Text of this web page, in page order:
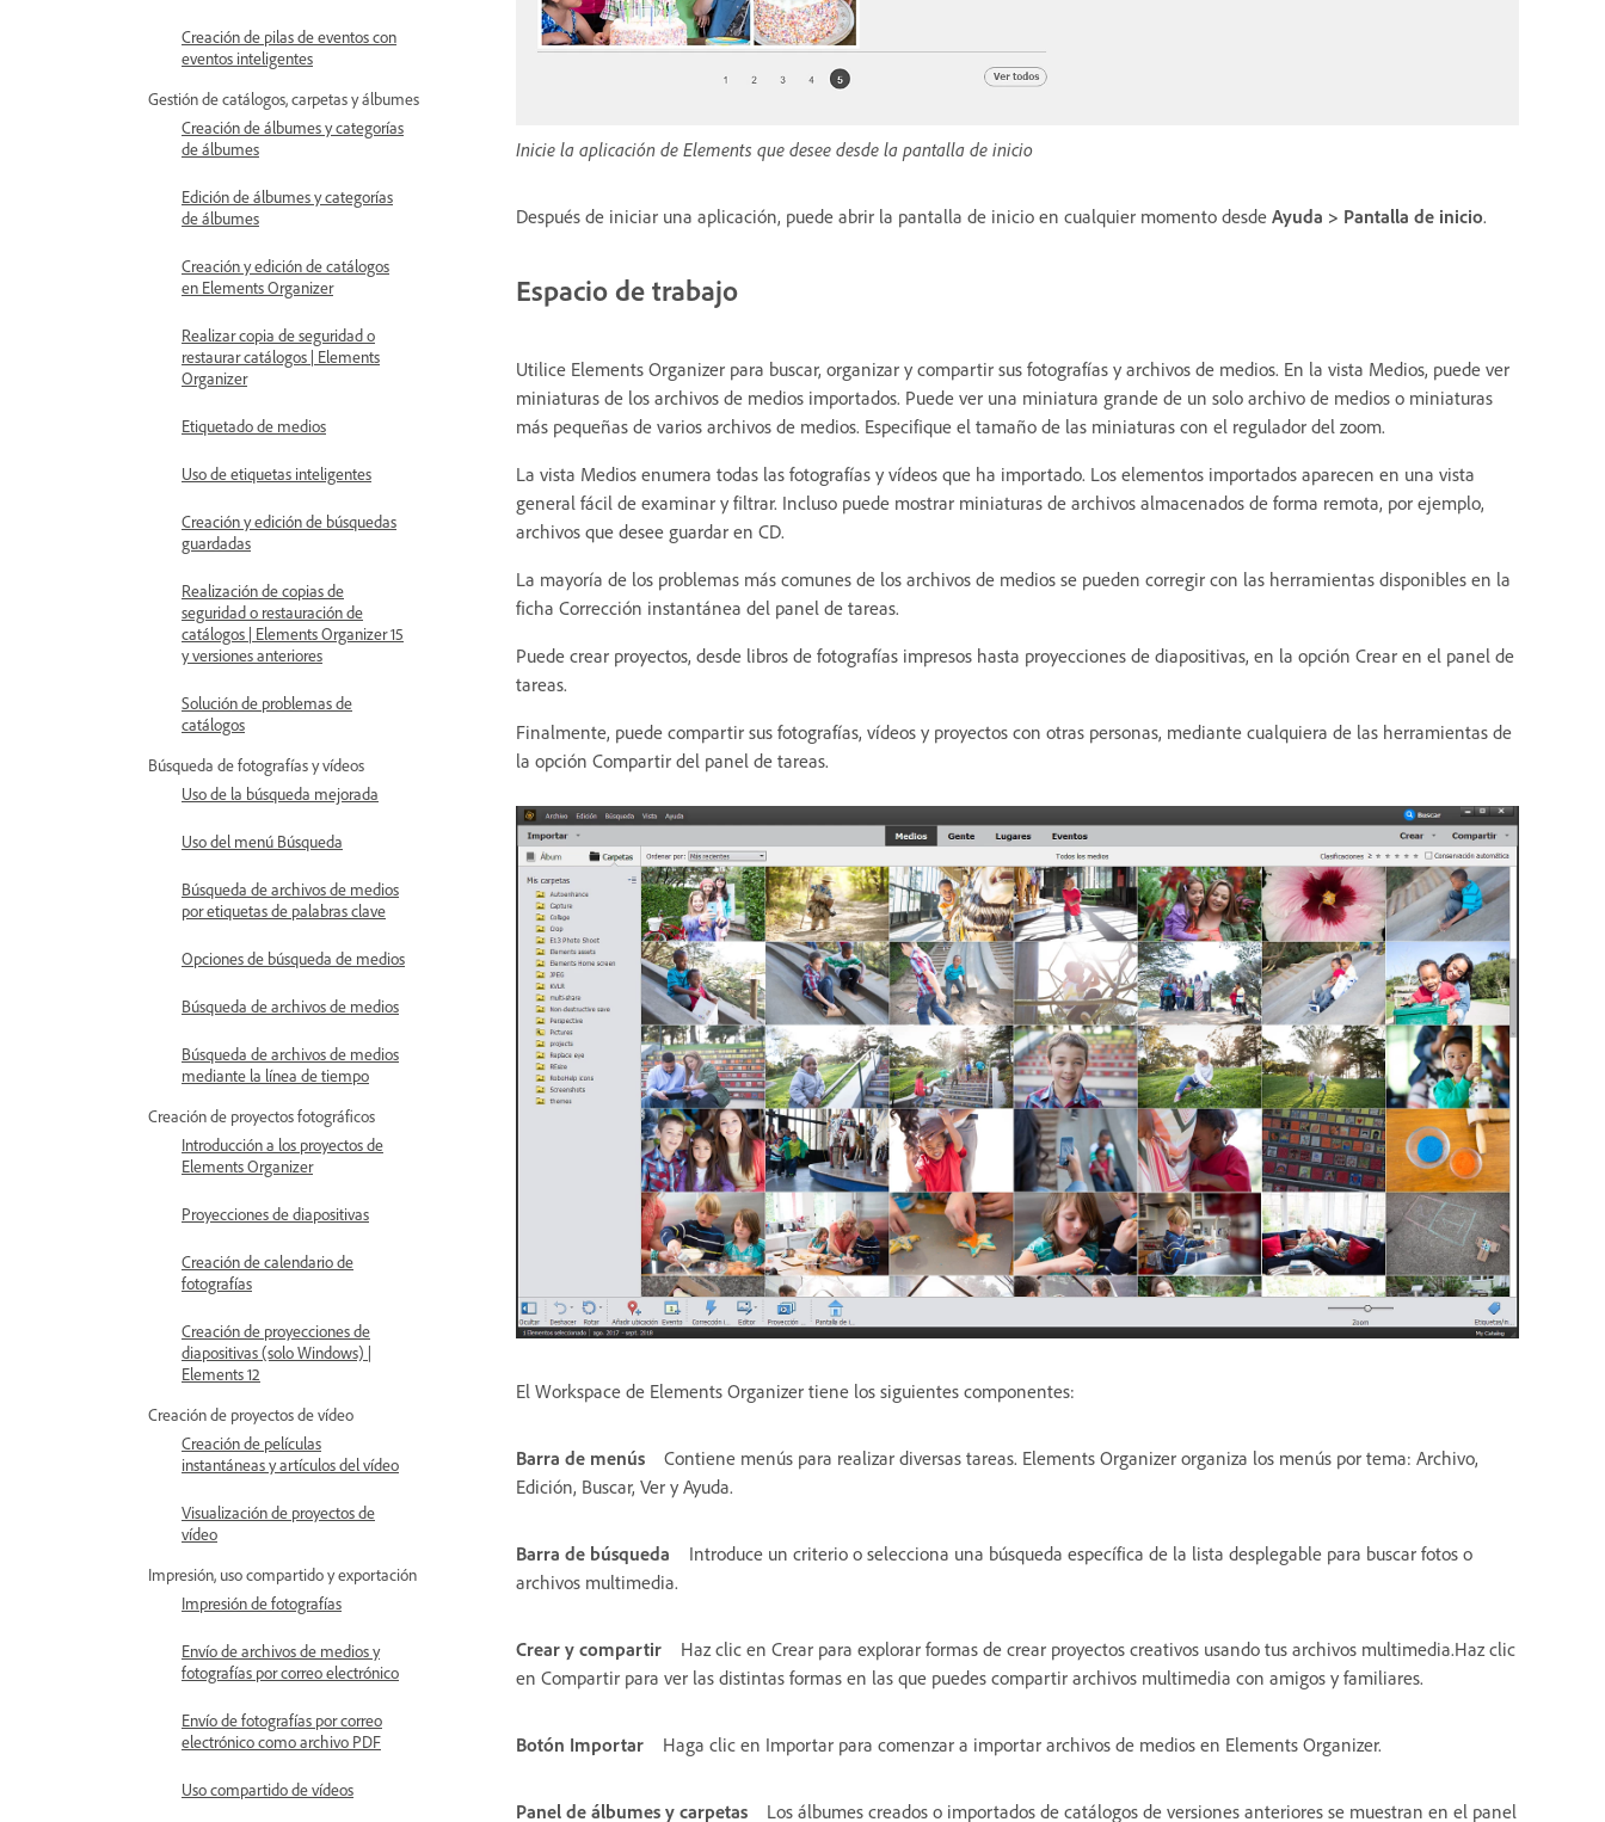
Creación de pilas de eventos con
eventos inteligentes
Gestión de catálogos, carpetas y álbumes
Creación de álbumes y categorías
de álbumes
Edición de álbumes y categorías
de álbumes
Creación y edición de catálogos
en Elements Organizer
Realizar copia de seguridad o
restaurar catálogos | Elements
Organizer
Etiquetado de medios
Uso de etiquetas inteligentes
Creación y edición de búsquedas
guardadas
Realización de copias de
seguridad o restauración de
catálogos | Elements Organizer 15
y versiones anteriores
Solución de problemas de
catálogos
Búsqueda de fotografías y vídeos
Uso de la búsqueda mejorada
Uso del menú Búsqueda
Búsqueda de archivos de medios
por etiquetas de palabras clave
Opciones de búsqueda de medios
Búsqueda de archivos de medios
Búsqueda de archivos de medios
mediante la línea de tiempo
Creación de proyectos fotográficos
Introducción a los proyectos de
Elements Organizer
Proyecciones de diapositivas
Creación de calendario de
fotografías
Creación de proyecciones de
diapositivas (solo Windows) |
Elements 12
Creación de proyectos de vídeo
Creación de películas
instantáneas y artículos del vídeo
Visualización de proyectos de
vídeo
Impresión, uso compartido y exportación
Impresión de fotografías
Envío de archivos de medios y
fotografías por correo electrónico
Envío de fotografías por correo
electrónico como archivo PDF
Uso compartido de vídeos
Inicie la aplicación de Elements que desee desde la pantalla de inicio
Después de iniciar una aplicación, puede abrir la pantalla de inicio en cualquier momento desde Ayuda > Pantalla de inicio.
Espacio de trabajo
Utilice Elements Organizer para buscar, organizar y compartir sus fotografías y archivos de medios. En la vista Medios, puede ver
miniaturas de los archivos de medios importados. Puede ver una miniatura grande de un solo archivo de medios o miniaturas
más pequeñas de varios archivos de medios. Especifique el tamaño de las miniaturas con el regulador del zoom.
La vista Medios enumera todas las fotografías y vídeos que ha importado. Los elementos importados aparecen en una vista
general fácil de examinar y filtrar. Incluso puede mostrar miniaturas de archivos almacenados de forma remota, por ejemplo,
archivos que desee guardar en CD.
La mayoría de los problemas más comunes de los archivos de medios se pueden corregir con las herramientas disponibles en la
ficha Corrección instantánea del panel de tareas.
Puede crear proyectos, desde libros de fotografías impresos hasta proyecciones de diapositivas, en la opción Crear en el panel de
tareas.
Finalmente, puede compartir sus fotografías, vídeos y proyectos con otras personas, mediante cualquiera de las herramientas de
la opción Compartir del panel de tareas.
El Workspace de Elements Organizer tiene los siguientes componentes:
Barra de menús
Contiene menús para realizar diversas tareas. Elements Organizer organiza los menús por tema: Archivo,
Edición, Buscar, Ver y Ayuda.
Barra de búsqueda
Introduce un criterio o selecciona una búsqueda específica de la lista desplegable para buscar fotos o
archivos multimedia.
Crear y compartir
Haz clic en Crear para explorar formas de crear proyectos creativos usando tus archivos multimedia.Haz clic
en Compartir para ver las distintas formas en las que puedes compartir archivos multimedia con amigos y familiares.
Botón Importar Haga clic en Importar para comenzar a importar archivos de medios en Elements Organizer.
Panel de álbumes y carpetas Los álbumes creados o importados de catálogos de versiones anteriores se muestran en el panel